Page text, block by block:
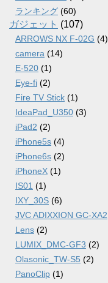
ランキング (60)
ガジェット (107)
ARROWS NX F-02G (4)
camera (14)
E-520 (1)
Eye-fi (2)
Fire TV Stick (1)
IdeaPad_U350 (3)
iPad2 (2)
iPhone5s (4)
iPhone6s (2)
iPhoneX (1)
IS01 (1)
IXY_30S (6)
JVC ADIXXION GC-XA2
Lens (2)
LUMIX_DMC-GF3 (2)
Olasonic_TW-S5 (2)
PanoClip (1)